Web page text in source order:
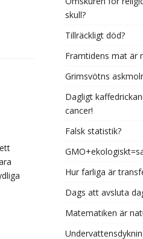
skull?
Tillräckligt död?
Framtidens mat är
Grimsvötns
Dagligt
cancer!
Falsk statistik?
Hur farliga är
Dags att avsluta
Matematiken är